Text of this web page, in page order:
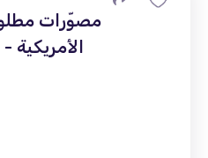
مصوّرات
الأمريكية